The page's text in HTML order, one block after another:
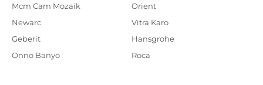
Mcm Cam Mozaik
Newarc
Geberit
Onno Banyo
Orient
Vitra Karo
Hansgrohe
Roca